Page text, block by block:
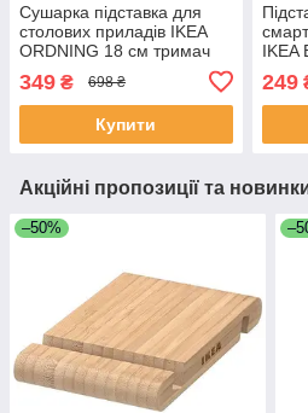
Сушарка підставка для
столових приладів IKEA
ORDNING 18 см тримач
для кухонних аксесуарів
ІКЕА ОРДНІНГ
349 ₴ 698 ₴
Купити
IKEA
249
Акційні пропозиції та
–50%